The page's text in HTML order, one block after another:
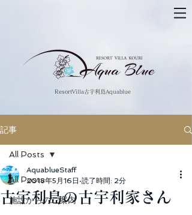
​ResortVilla古宇利島Aquablue
記事
All Posts
施設からのご案内
All Posts
古宇利島の古宇利家さん
AquablueStaff
2018年5月16日 読了時間: 2分